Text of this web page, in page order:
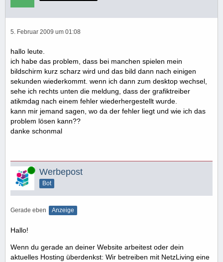
5. Februar 2009 um 01:08
hallo leute.
ich habe das problem, dass bei manchen spielen mein
bildschirm kurz scharz wird und das bild dann nach einigen
sekunden wiederkommt. wenn ich dann zum desktop wechsel,
sehe ich rechts unten die meldung, dass der grafiktreiber
atikmdag nach einem fehler wiederhergestellt wurde.
kann mir jemand sagen, wo da der fehler liegt und wie ich das
problem lösen kann??
danke schonmal
Online Werbepost
Bot
Gerade eben Anzeige
Hallo!
Wenn du gerade an deiner Website arbeitest oder dein
aktuelles Hosting überdenkst: Wir betreiben mit NetzLiving eine